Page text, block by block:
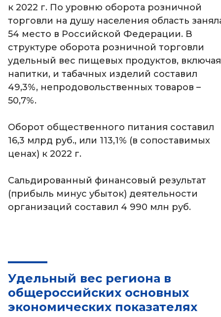
к 2022 г. По уровню оборота розничной
торговли на душу населения область
54 место в Российской Федерации. В
структуре оборота розничной торговли
удельный вес пищевых продуктов, включая
напитки, и табачных изделий составил
49,3%, непродовольственных товаров –
50,7%.
Оборот общественного питания составил
16,3 млрд руб., или 113,1% (в сопоставимых
ценах) к 2022 г.
Сальдированный финансовый результат
(прибыль минус убыток) деятельности
организаций составил 4 990 млн руб.
Удельный вес региона в
общероссийских основных
экономических показателях